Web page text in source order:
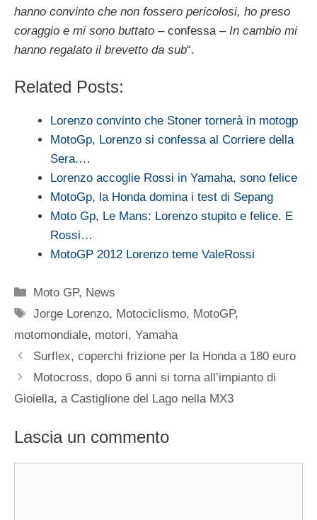
hanno convinto che non fossero pericolosi, ho preso
coraggio e mi sono buttato – confessa –In cambio mi
hanno regalato il brevetto da sub“.
Related Posts:
Lorenzo convinto che Stoner tornerà in motogp
MotoGp, Lorenzo si confessa al Corriere della
Sera.…
Lorenzo accoglie Rossi in Yamaha, sono felice
MotoGp, la Honda domina i test di Sepang
Moto Gp, Le Mans: Lorenzo stupito e felice. E
Rossi…
MotoGP 2012 Lorenzo teme ValeRossi
Categorie
Moto GP, News
Tag
Jorge Lorenzo, Motociclismo, MotoGP,
motomondiale, motori, Yamaha
Surflex, coperchi frizione per la Honda a 180 euro
Motocross, dopo 6 anni si torna all’impianto di
Gioiella, a Castiglione del Lago nella MX3
Lascia un commento